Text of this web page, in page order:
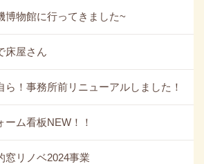
博物館に行ってきました~
床屋さん
ら！事務所前リニューアルしました！
ーム看板NEW！！
窓リノベ2024事業